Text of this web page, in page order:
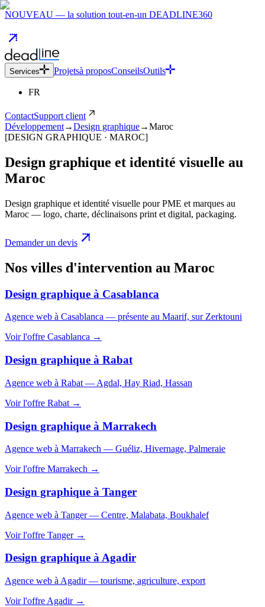
NOUVEAU — la solution tout-en-un DEADLINE360
Services Projetsà proposConseilsOutils
FR
ContactSupport client
Développement→Design graphique→Maroc
[DESIGN GRAPHIQUE · MAROC]
Design graphique et identité visuelle au
Maroc
Design graphique et identité visuelle pour PME et marques au
Maroc — logo, charte, déclinaisons print et digital, packaging.
Demander un devis
Nos villes d'intervention au Maroc
Design graphique à Casablanca
Agence web à Casablanca — présente au Maarif, sur Zerktouni
Voir l'offre Casablanca →
Design graphique à Rabat
Agence web à Rabat — Agdal, Hay Riad, Hassan
Voir l'offre Rabat →
Design graphique à Marrakech
Agence web à Marrakech — Guéliz, Hivernage, Palmeraie
Voir l'offre Marrakech →
Design graphique à Tanger
Agence web à Tanger — Centre, Malabata, Boukhalef
Voir l'offre Tanger→
Design graphique àAgadir
Agence web à Agadir — tourisme, agriculture, export
Voir l'offre Agadir→